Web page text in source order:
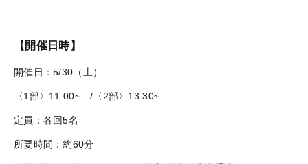
【開催日時】
開催日：5/30（土）
〈1部〉11:00~ /〈2部〉13:30~
定員：各回5名
所要時間：約60分